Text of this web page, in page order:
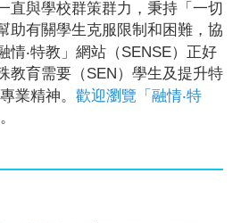
直與學校群策群力，秉持「一切
助有關學生克服限制和困難，協
情‧特教」網站（SENSE）正好
教育需要（SEN）學生及提升特
業精神。 歡迎瀏覽「融情‧特
。